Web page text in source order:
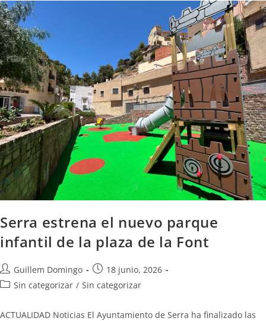
Serra estrena el nuevo parque
infantil de la plaza de la Font
Guillem Domingo
18 junio, 2026
Sin categorizar / Sin categorizar
ACTUALIDAD Noticias El Ayuntamiento de Serra ha finalizado las